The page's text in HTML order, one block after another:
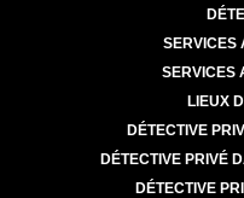
SERVICES
SERVICES
LIEUX
DÉTECTIVE
DÉTECTIVE PRIVÉ
DÉTECTIVE